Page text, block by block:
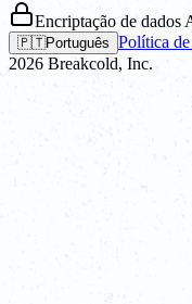
Encriptação de dados
🇵🇹Português Política
2026 Breakcold, Inc.